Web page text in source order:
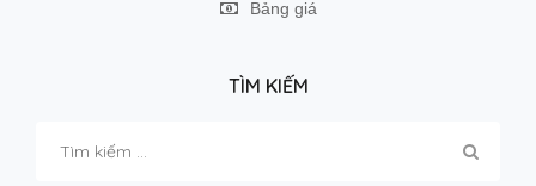
Bảng giá
TÌM KIẾM
kiếm